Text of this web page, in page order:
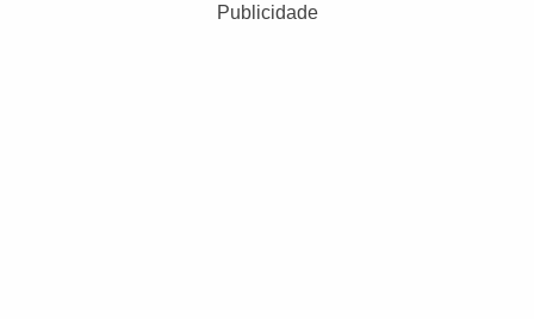
Publicidade